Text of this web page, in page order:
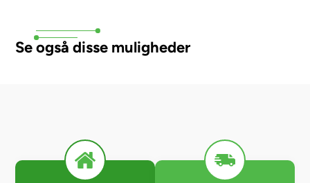
Se også disse muligheder